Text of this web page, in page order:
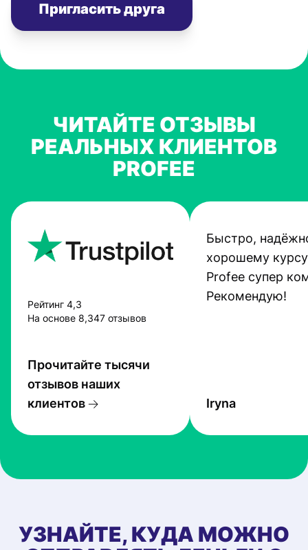
Пригласить друга
ЧИТАЙТЕ ОТЗЫВЫ
РЕАЛЬНЫХ КЛИЕНТОВ
PROFEE
Рейтинг 4,3
На основе 8,347 отзывов
Прочитайте тысячи
отзывов наших
клиентов
Быстро,
хорошему
Profee супер
Рекомендую!
Iryna
УЗНАЙТЕ, КУДА МОЖНО